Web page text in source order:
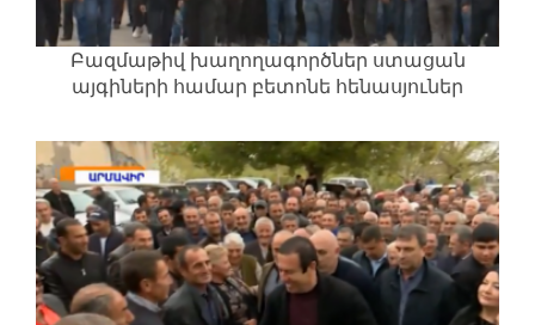
Բազմաթիվ խաղողագործներ ստացան
այգիների համար բետոնե հենասյուներ